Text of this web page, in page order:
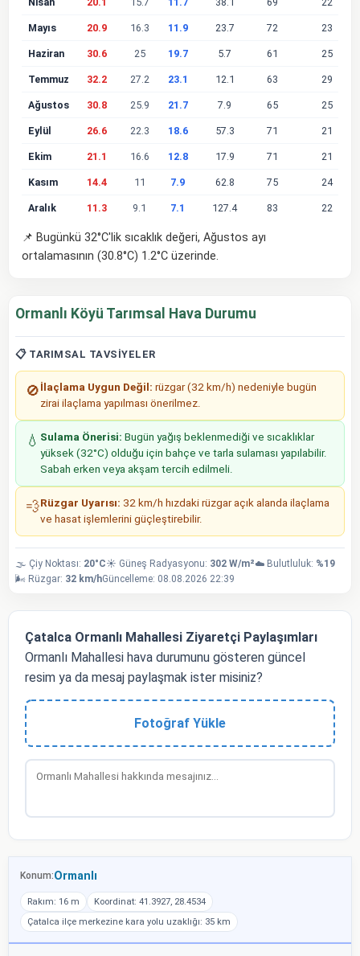
Mayıs 20.9 16.3 11.9 23.7 72 23
Haziran 30.6 25 19.7 5.7 61 25
Temmuz 32.2 27.2 23.1 12.1 63 29
Ağustos 30.8 25.9 21.7 7.9 65 25
Eylül 26.6 22.3 18.6 57.3 71 21
Ekim 21.1 16.6 12.8 17.9 71 21
Kasım 14.4 11 7.9 62.8 75 24
Aralık 11.3 9.1 7.1 127.4 83 22
📌 Bugünkü 32°C'lik sıcaklık değeri, Ağustos ayı
ortalamasının (30.8°C) 1.2°C üzerinde.
Ormanlı Köyü Tarımsal Hava Durumu
📋 TARIMSAL TAVSIYELER
🚫 İlaçlama Uygun Değil: rüzgar (32 km/h) nedeniyle bugün
zirai ilaçlama yapılması önerilmez.
💧 Sulama Önerisi: Bugün yağış beklenmediği ve sıcaklıklar
yüksek (32°C) olduğu için bahçe ve tarla sulaması yapılabilir.
Sabah erken veya akşam tercih edilmeli.
💨Rüzgar Uyarısı: 32 km/h hızdaki rüzgar açık alanda ilaçlama
ve hasat işlemlerini güçleştirebilir.
🌫️ Çiy Noktası: 20°C☀️ Güneş Radyasyonu: 302 W/m²☁️ Bulutluluk: %19
🌬️ Rüzgar: 32 km/hGüncelleme: 08.08.2026 22:39
Çatalca Ormanlı Mahallesi Ziyaretçi Paylaşımları
Ormanlı Mahallesi hava durumunu gösteren güncel
resim ya da mesaj paylaşmak ister misiniz?
Fotoğraf Yükle
Konum:Ormanlı
Rakım: 16 m
Koordinat: 41.3927, 28.4534
Çatalca ilçe merkezine kara yolu uzaklığı: 35 km